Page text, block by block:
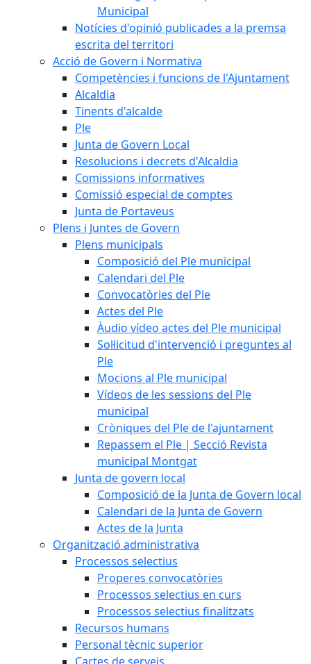
Municipal
Notícies d'opinió publicades a la premsa
escrita del territori
Acció de Govern i Normativa
Competències i funcions de l'Ajuntament
Alcaldia
Tinents d'alcalde
Ple
Junta de Govern Local
Resolucions i decrets d'Alcaldia
Comissions informatives
Comissió especial de comptes
Junta de Portaveus
Plens i Juntes de Govern
Plens municipals
Composició del Ple municipal
Calendari del Ple
Convocatòries del Ple
Actes del Ple
Àudio vídeo actes del Ple municipal
Sol·licitud d'intervenció i preguntes al
Ple
Mocions al Ple municipal
Vídeos de les sessions del Ple
municipal
Cròniques del Ple de l'ajuntament
Repassem el Ple | Secció Revista
municipal Montgat
Junta de govern local
Composició de la Junta de Govern local
Calendari de la Junta de Govern
Actes de la Junta
Organització administrativa
Processos selectius
Properes convocatòries
Processos selectius en curs
Processos selectius finalitzats
Recursos humans
Personal tècnic superior